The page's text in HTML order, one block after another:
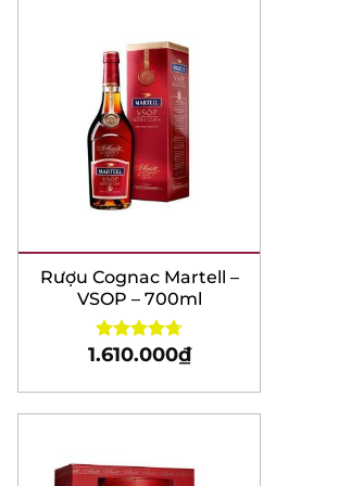
Rượu Cognac Martell –
VSOP – 700ml
Rated4.75
1.610.000₫